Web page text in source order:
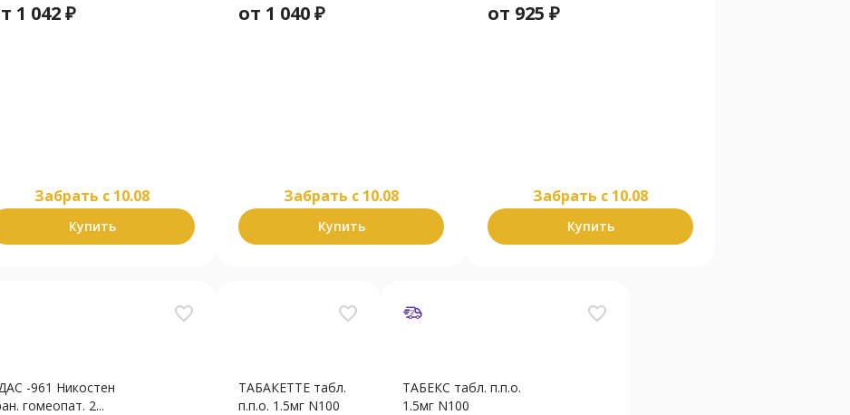
1 042₽
Забрать c 10.08
Купить
от 1 040₽
Забрать c 10.08
Купить
от 925 ₽
Забрать c 10.08
Купить
favorite_border
-961 Никостен
гомеопат. 2...
favorite_border
ТАБАКЕТТЕ табл.
п.п.о. 1.5мг N100
favorite_border
ТАБЕКС табл. п.п.о.
1.5мг N100